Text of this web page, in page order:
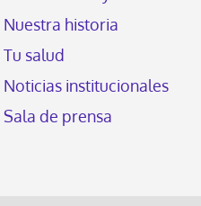
Nuestra historia
Tu salud
Noticias institucionales
Sala de prensa